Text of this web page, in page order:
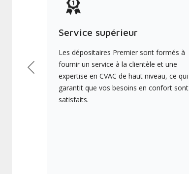
Service supérieur
Les dépositaires Premier sont formés à
fournir un service à la clientèle et une
expertise en CVAC de haut niveau, ce qui
garantit que vos besoins en confort sont
satisfaits.
Précédent